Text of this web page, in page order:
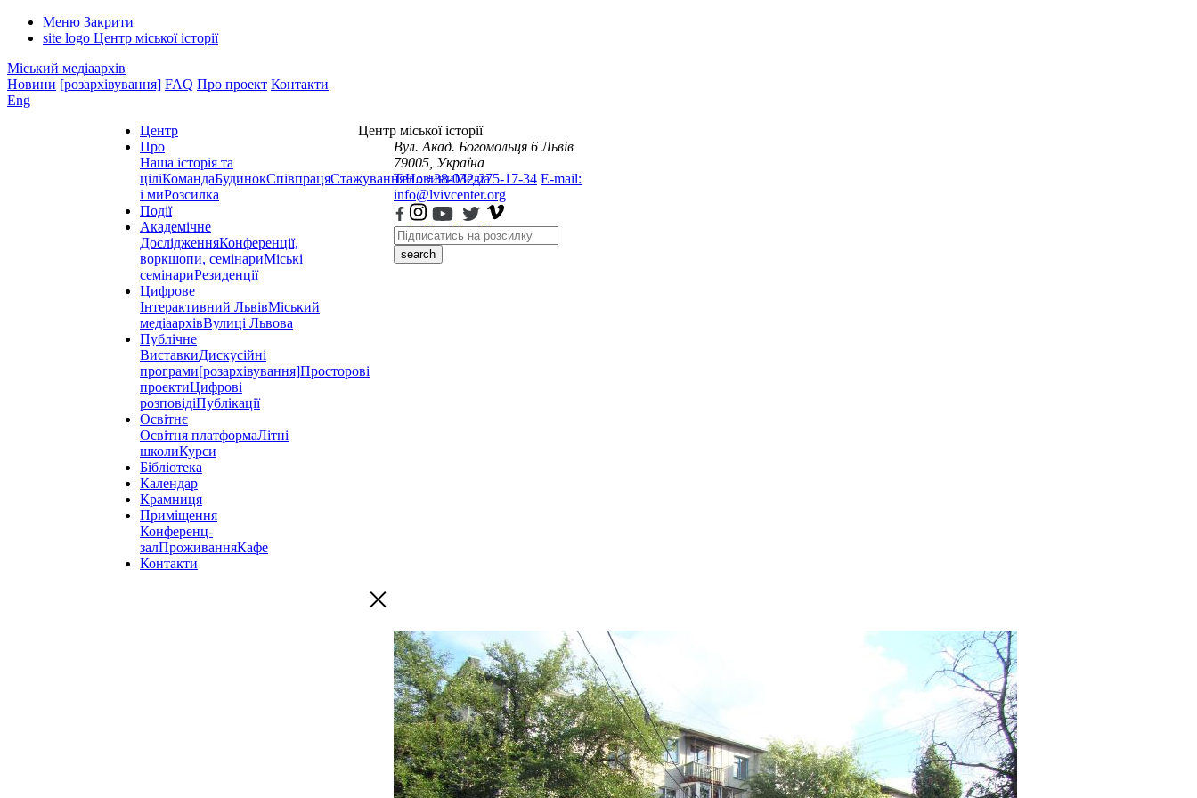
Меню Закрити
site logo Центр міської історії
Міський медіаархів
Новини [розархівування] FAQ Про проект Контакти
Eng
Центр
Про
Наша історія та
ціліКомандаБудинокСпівпрацяСтажуванняНовиниМедіа
і миРозсилка
Події
Академічне
ДослідженняКонференції,
воркшопи, семінариМіські
семінариРезиденції
Цифрове
Інтерактивний ЛьвівМіський
медіаархівВулиці Львова
Публічне
ВиставкиДискусійні
програми[розархівування]Просторові
проектиЦифрові
розповідіПублікації
Освітнє
Освітня платформаЛітні
школиКурси
Бібліотека
Календар
Крамниця
Приміщення
Конференц-
залПроживанняКафе
Контакти
Центр міської історії
Вул. Акад. Богомольця 6 Львів
79005, Україна
Тел.: +38-032-275-17-34 E-mail:
info@lvivcenter.org
search